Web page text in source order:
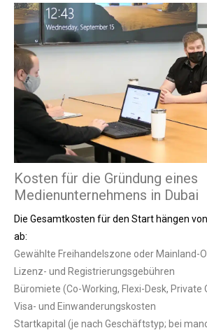
Kosten für die Gründung eines
Medienunternehmens in Dubai
Die Gesamtkosten für den Start hängen
ab:
Gewählte Freihandelszone oder Mainland-
Lizenz- und Registrierungsgebühren
Büromiete (Co-Working, Flexi-Desk, Private
Visa- und Einwanderungskosten
Startkapital (je nach Geschäftstyp; bei